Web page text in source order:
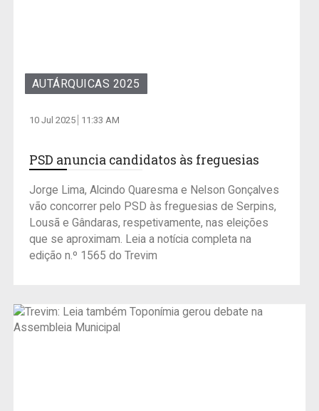
AUTÁRQUICAS 2025
10 Jul 2025 11:33 AM
PSD anuncia candidatos às freguesias
Jorge Lima, Alcindo Quaresma e Nelson Gonçalves
vão concorrer pelo PSD às freguesias de Serpins,
Lousã e Gândaras, respetivamente, nas eleições
que se aproximam. Leia a notícia completa na
edição n.º 1565 do Trevim